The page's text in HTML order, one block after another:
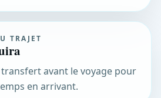
TRAJET
avant le voyage pour
en arrivant.